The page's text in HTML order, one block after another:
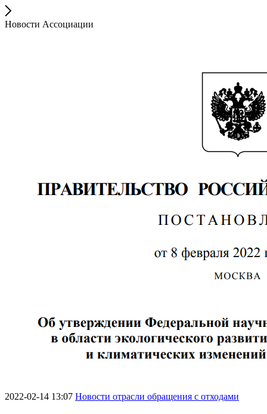
Новости Ассоциации
2022-02-14 13:07 Новости отрасли обращения с отходами